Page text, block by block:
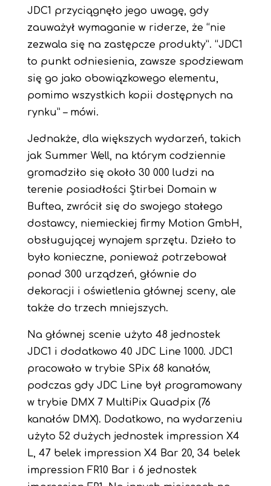
JDC1 przyciągnęło jego uwagę, gdy
zauważył wymaganie w riderze, że “nie
zezwala się na zastępcze produkty”. “JDC1
to punkt odniesienia, zawsze spodziewam
się go jako obowiązkowego elementu,
pomimo wszystkich kopii dostępnych na
rynku” – mówi.
Jednakże, dla większych wydarzeń, takich
jak Summer Well, na którym codziennie
gromadziło się około 30 000 ludzi na
terenie posiadłości Știrbei Domain w
Buftea, zwrócił się do swojego stałego
dostawcy, niemieckiej firmy Motion GmbH,
obsługującej wynajem sprzętu. Dzieło to
było konieczne, ponieważ potrzebował
ponad 300 urządzeń, głównie do
dekoracji i oświetlenia głównej sceny, ale
także do trzech mniejszych.
Na głównej scenie użyto 48 jednostek
JDC1 i dodatkowo 40 JDC Line 1000. JDC1
pracowało w trybie SPix 68 kanałów,
podczas gdy JDC Line był programowany
w trybie DMX 7 MultiPix Quadpix (76
kanałów DMX). Dodatkowo, na wydarzeniu
użyto 52 dużych jednostek impression X4
L, 47 belek impression X4 Bar 20, 34 belek
impression FR10 Bar i 6 jednostek